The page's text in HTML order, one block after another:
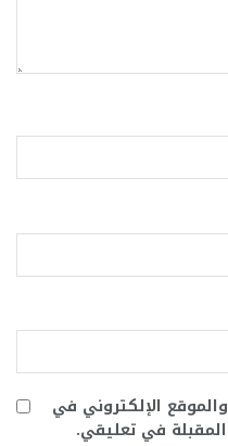
الإلكتروني في
في تعليقي.